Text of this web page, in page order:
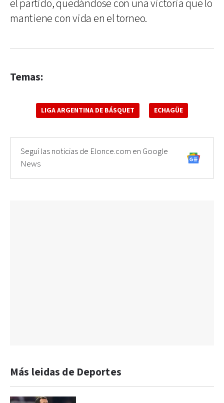
el partido, quedándose con una victoria que lo
mantiene con vida en el torneo.
Temas:
LIGA ARGENTINA DE BÁSQUET ECHAGÜE
Seguí las noticias de Elonce.com en Google
News
Más leidas de Deportes